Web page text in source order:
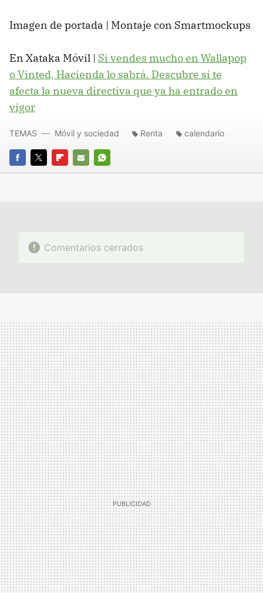
Imagen de portada | Montaje con Smartmockups
En Xataka Móvil | Si vendes mucho en Wallapop
o Vinted, Hacienda lo sabrá. Descubre si te
afecta la nueva directiva que ya ha entrado en
vigor
FACEBOOK
TWITTERFLIPBOARD
E-
WHATSAPP
TEMAS Móvil y sociedad Renta calendario
Comentarios cerrados